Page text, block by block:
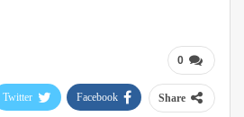
0
Share
Facebook
Twitter